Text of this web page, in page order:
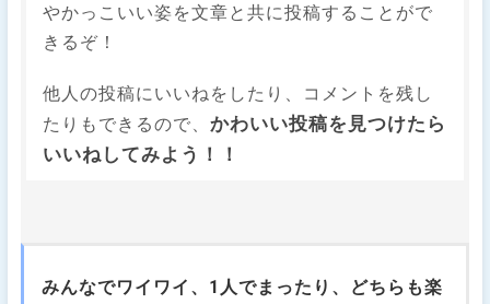
やかっこいい姿を文章と共に投稿することがで
きるぞ！
他人の投稿にいいねをしたり、コメントを残し
たりもできるので、かわいい投稿を見つけたら
いいねしてみよう！！
みんなでワイワイ、1人でまったり、どちらも楽